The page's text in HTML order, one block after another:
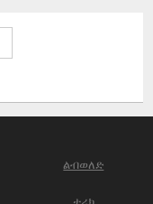
ልብወለድ